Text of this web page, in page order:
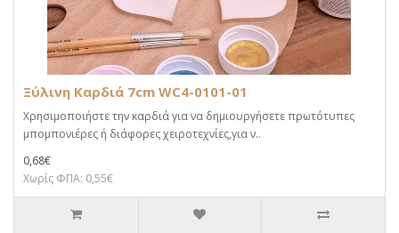
Ξύλινη Καρδιά 7cm WC4-0101-01
Χρησιμοποιήστε την καρδιά για να δημιουργήσετε πρωτότυπες
μπομπονιέρες ή διάφορες χειροτεχνίες,για ν..
0,68€
Χωρίς ΦΠΑ: 0,55€